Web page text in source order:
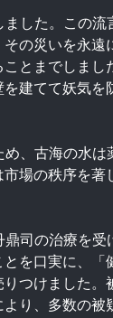
した。この流
の災いを永遠
とまでしまし
建てて妖気を
、古海の水は
場の秩序を著
司の治療を受
を口実に、「
つけました。
り、多数の被